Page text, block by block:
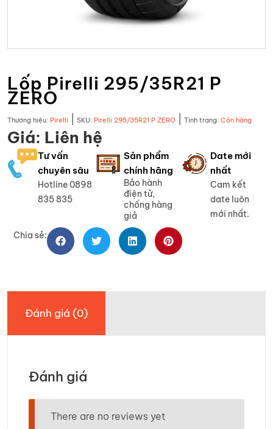
Lốp Pirelli 295/35R21 P
ZERO
Thương hiệu: Pirelli SKU: Pirelli 295/35R21 P ZERO Tình trạng: Còn hàng
Giá: Liên hệ
Tư vấn
chuyên sâu
Hotline 0898
835 835
Sản phẩm
chính hãng
Bảo hành
điện tử,
chống hàng
giả
Date mới
nhất
Cam kết
date luôn
mới nhất.
Chia sẻ:
Đánh giá (0)
Đánh giá
There are no reviews yet